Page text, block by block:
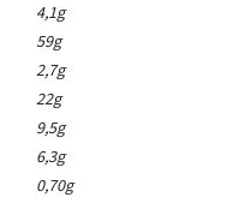
4,1g
59g
2,7g
22g
9,5g
6,3g
0,70g